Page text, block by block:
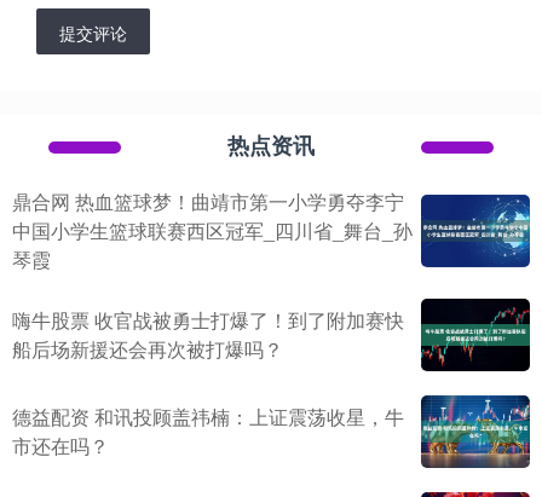
提交评论
热点资讯
鼎合网 热血篮球梦！曲靖市第一小学勇夺李宁
中国小学生篮球联赛西区冠军_四川省_舞台_孙
琴霞
嗨牛股票 收官战被勇士打爆了！到了附加赛快
船后场新援还会再次被打爆吗？
德益配资 和讯投顾盖祎楠：上证震荡收星，牛
市还在吗？